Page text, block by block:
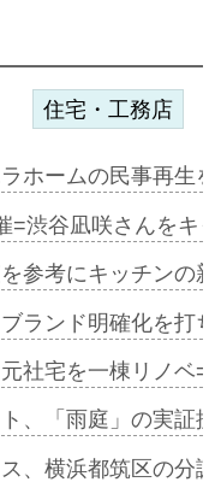
住宅・工務店
ホームの民事再
=渋谷凪咲さんを
参考にキッチン
ランド明確化を
社宅を一棟リノ
、「雨庭」の実
、横浜都筑区の